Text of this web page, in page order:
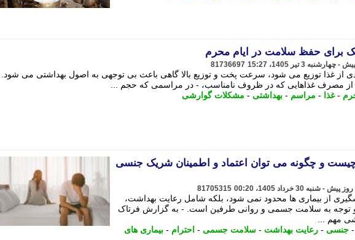
برای حفظ سلامت در ایام محرم
81736697
از غذا توزیع می شود، سرعت پخت و توزیع بالا گاهی باعث بی توجهی به اصول بهداشتی می شود.
از مصرف غذاهایی که در ظروف نامناسب، - در مراسمی که حجم ...
-غذا - مراسم - بهداشتی - مشکلات گوارشی
و چگونه می توان اعتماد و اطمینان شریک جنسی
81705315
از بیماری ها محدود نمی شود، بلکه شامل رعایت بهداشت،
و توجه به سلامت جسمی و روانی طرفین است. - به گزارش فرتاک
مهم ...
- جنسی - رعایت بهداشت - سلامت جسمی - احترام - بیماری های